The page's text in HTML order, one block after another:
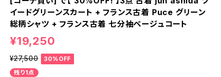
イードグリーンスカート + フランス古着 Puce グリーン
総柄シャツ + フランス古着 七分袖ベージュコート
¥19,250
¥27,500
30%OFF
残り1点